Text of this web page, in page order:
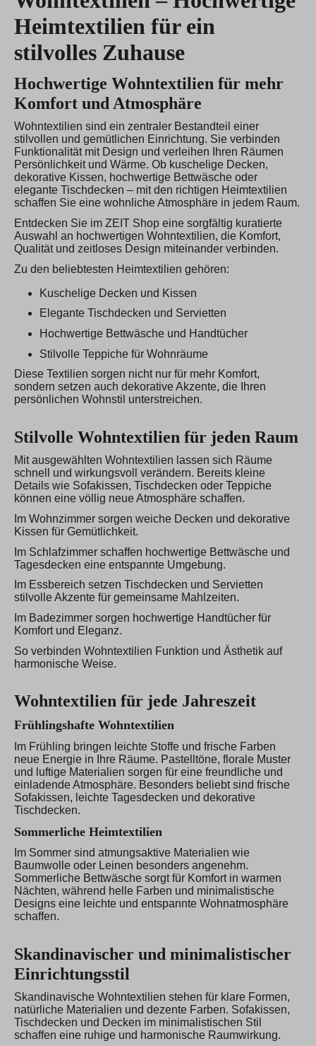
Heimtextilien für ein
stilvolles Zuhause
Hochwertige Wohntextilien für mehr
Komfort und Atmosphäre
Wohntextilien sind ein zentraler Bestandteil einer
stilvollen und gemütlichen Einrichtung. Sie verbinden
Funktionalität mit Design und verleihen Ihren Räumen
Persönlichkeit und Wärme. Ob kuschelige Decken,
dekorative Kissen, hochwertige Bettwäsche oder
elegante Tischdecken – mit den richtigen Heimtextilien
schaffen Sie eine wohnliche Atmosphäre in jedem Raum.
Entdecken Sie im ZEIT Shop eine sorgfältig kuratierte
Auswahl an hochwertigen Wohntextilien, die Komfort,
Qualität und zeitloses Design miteinander verbinden.
Zu den beliebtesten Heimtextilien gehören:
Kuschelige Decken und Kissen
Elegante Tischdecken und Servietten
Hochwertige Bettwäsche und Handtücher
Stilvolle Teppiche für Wohnräume
Diese Textilien sorgen nicht nur für mehr Komfort,
sondern setzen auch dekorative Akzente, die Ihren
persönlichen Wohnstil unterstreichen.
Stilvolle Wohntextilien für jeden Raum
Mit ausgewählten Wohntextilien lassen sich Räume
schnell und wirkungsvoll verändern. Bereits kleine
Details wie Sofakissen, Tischdecken oder Teppiche
können eine völlig neue Atmosphäre schaffen.
Im Wohnzimmer sorgen weiche Decken und dekorative
Kissen für Gemütlichkeit.
Im Schlafzimmer schaffen hochwertige Bettwäsche und
Tagesdecken eine entspannte Umgebung.
Im Essbereich setzen Tischdecken und Servietten
stilvolle Akzente für gemeinsame Mahlzeiten.
Im Badezimmer sorgen hochwertige Handtücher für
Komfort und Eleganz.
So verbinden Wohntextilien Funktion und Ästhetik auf
harmonische Weise.
Wohntextilien für jede Jahreszeit
Frühlingshafte Wohntextilien
Im Frühling bringen leichte Stoffe und frische Farben
neue Energie in Ihre Räume. Pastelltöne, florale Muster
und luftige Materialien sorgen für eine freundliche und
einladende Atmosphäre. Besonders beliebt sind frische
Sofakissen, leichte Tagesdecken und dekorative
Tischdecken.
Sommerliche Heimtextilien
Im Sommer sind atmungsaktive Materialien wie
Baumwolle oder Leinen besonders angenehm.
Sommerliche Bettwäsche sorgt für Komfort in warmen
Nächten, während helle Farben und minimalistische
Designs eine leichte und entspannte Wohnatmosphäre
schaffen.
Skandinavischer und minimalistischer
Einrichtungsstil
Skandinavische Wohntextilien stehen für klare Formen,
natürliche Materialien und dezente Farben. Sofakissen,
Tischdecken und Decken im minimalistischen Stil
schaffen eine ruhige und harmonische Raumwirkung.